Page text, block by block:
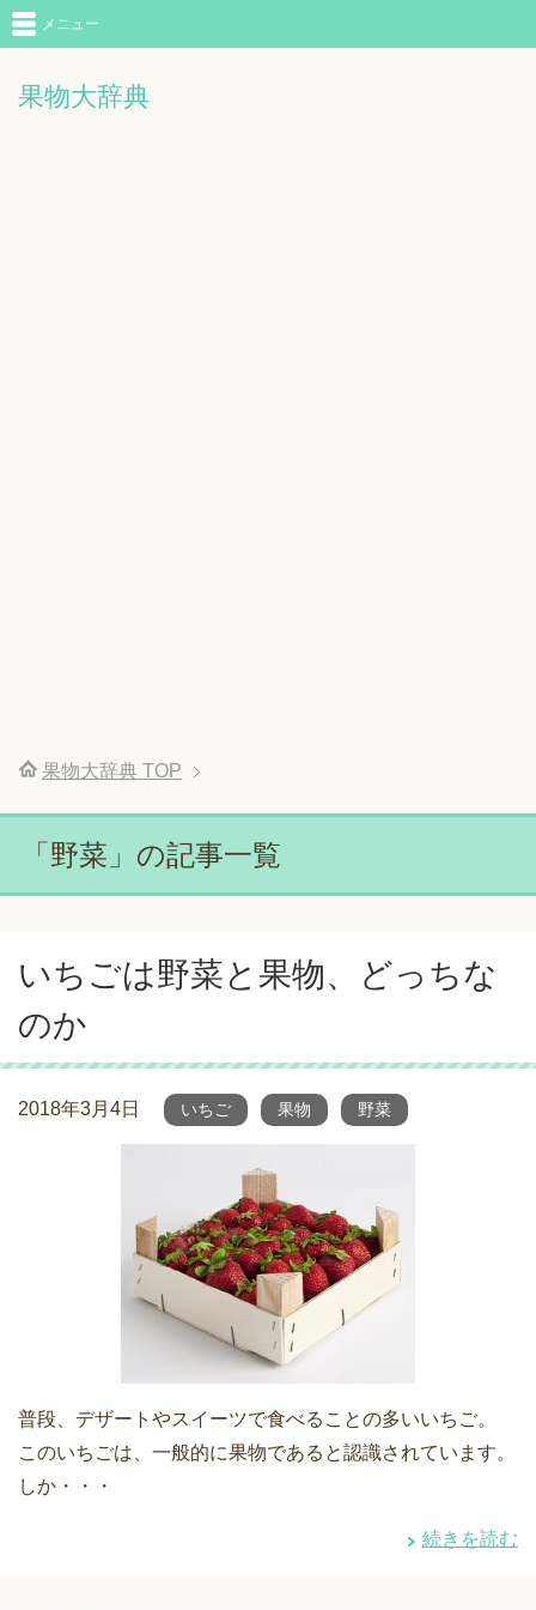
果物大辞典
メニュー
果物大辞典 TOP
「野菜」の記事一覧
いちごは野菜と果物、どっちな
のか
2018年3月4日 いちご 果物 野菜
普段、デザートやスイーツで食べることの多いいちご。
このいちごは、一般的に果物であると認識されています。
しか・・・
続きを読む